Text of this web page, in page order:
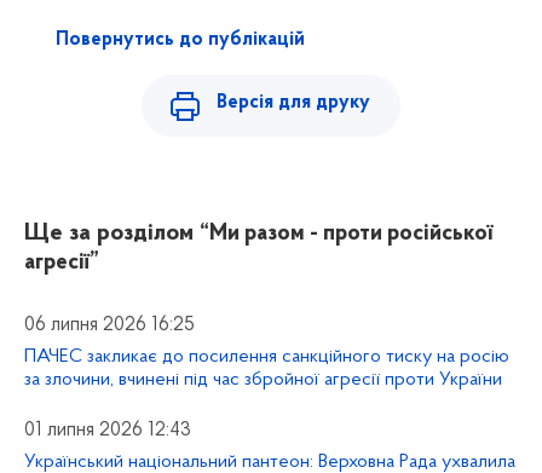
Повернутись до публікацій
Версія для друку
Ще за розділом “Ми разом - проти російської
агресії”
06 липня 2026 16:25
ПАЧЕС закликає до посилення санкційного тиску на росію
за злочини, вчинені під час збройної агресії проти України
01 липня 2026 12:43
Український національний пантеон: Верховна Рада ухвалила